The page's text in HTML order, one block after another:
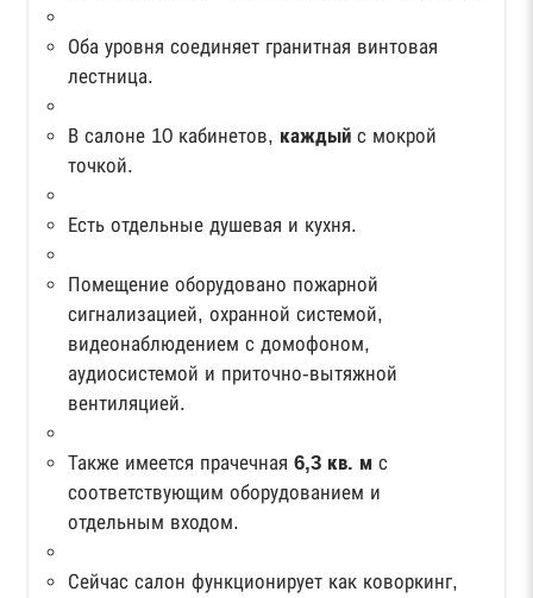
Оба уровня соединяет гранитная винтовая
лестница.
В салоне 10 кабинетов, каждый с мокрой
точкой.
Есть отдельные душевая и кухня.
Помещение оборудовано пожарной
сигнализацией, охранной системой,
видеонаблюдением с домофоном,
аудиосистемой и приточно-вытяжной
вентиляцией.
Также имеется прачечная 6,3 кв. м с
соответствующим оборудованием и
отдельным входом.
Сейчас салон функционирует как коворкинг,